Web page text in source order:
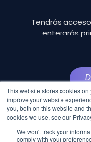
This website stores cookies
improve your website
you, both on this website and
cookies we use, see our
We won't track your
comply with your
Tendrás
enterarás